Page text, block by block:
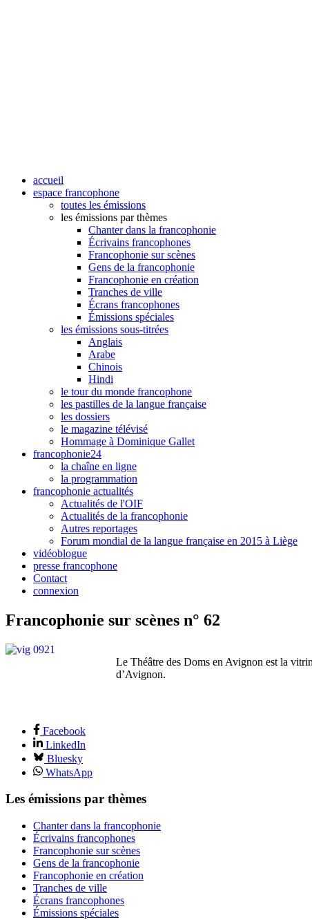
accueil
espace francophone
toutes les émissions
les émissions par thèmes
Chanter dans la francophonie
Écrivains francophones
Francophonie sur scènes
Gens de la francophonie
Francophonie en création
Tranches de ville
Écrans francophones
Émissions spéciales
les émissions sous-titrées
Anglais
Arabe
Chinois
Hindi
le tour du monde francophone
les pastilles de la langue française
les dossiers
le magazine télévisé
Hommage à Dominique Gallet
francophonie24
la chaîne en ligne
la programmation
francophonie actualités
Actualités de l'OIF
Actualités de la francophonie
Autres reportages
Forum mondial de la langue française en 2015 à Liège
vidéoblogue
presse francophone
Contact
connexion
Francophonie sur scènes n° 62
Le Théâtre des Doms en Avignon est la
d’Avignon.
Facebook
LinkedIn
Bluesky
WhatsApp
Les émissions par thèmes
Chanter dans la francophonie
Écrivains francophones
Francophonie sur scènes
Gens de la francophonie
Francophonie en création
Tranches de ville
Écrans francophones
Émissions spéciales